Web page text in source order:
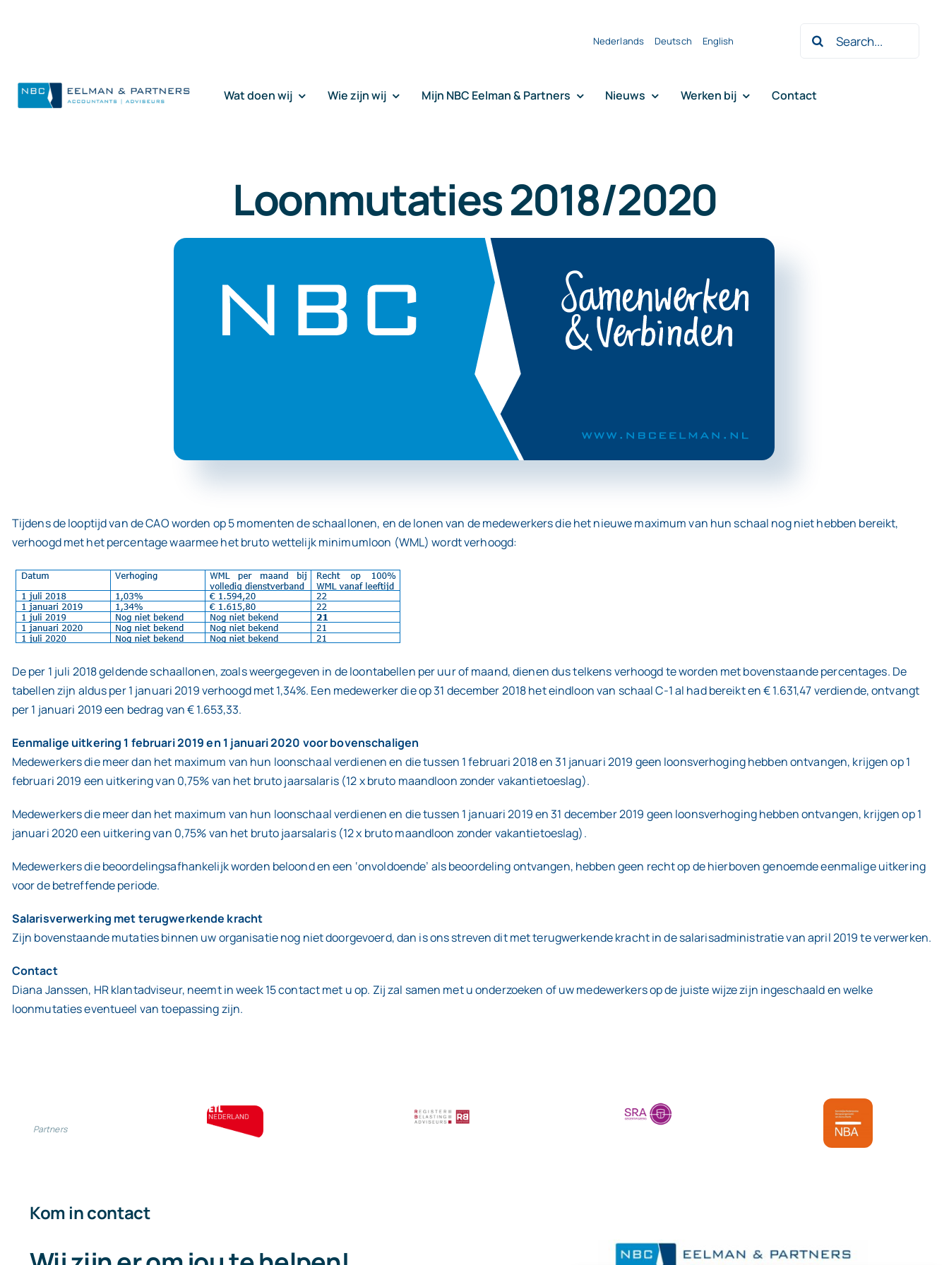
Nederlands Deutsch English
Zoeken
naar:
Wat doen wij Wie zijn wij Mijn NBC Eelman & Partners Nieuws Werken bij Contact
Loonmutaties 2018/2020
Tijdens de looptijd van de CAO worden op 5 momenten de schaallonen, en de lonen van de medewerkers die het nieuwe maximum van hun schaal nog niet hebben bereikt,
verhoogd met het percentage waarmee het bruto wettelijk minimumloon (WML) wordt verhoogd:
De per 1 juli 2018 geldende schaallonen, zoals weergegeven in de loontabellen per uur of maand, dienen dus telkens verhoogd te worden met bovenstaande percentages. De
tabellen zijn aldus per 1 januari 2019 verhoogd met 1,34%. Een medewerker die op 31 december 2018 het eindloon van schaal C-1 al had bereikt en € 1.631,47 verdiende, ontvangt
per 1 januari 2019 een bedrag van € 1.653,33.
Eenmalige uitkering 1 februari 2019 en 1 januari 2020 voor bovenschaligen
Medewerkers die meer dan het maximum van hun loonschaal verdienen en die tussen 1 februari 2018 en 31 januari 2019 geen loonsverhoging hebben ontvangen, krijgen op 1
februari 2019 een uitkering van 0,75% van het bruto jaarsalaris (12 x bruto maandloon zonder vakantietoeslag).
Medewerkers die meer dan het maximum van hun loonschaal verdienen en die tussen 1 januari 2019 en 31 december 2019 geen loonsverhoging hebben ontvangen, krijgen op 1
januari 2020 een uitkering van 0,75% van het bruto jaarsalaris (12 x bruto maandloon zonder vakantietoeslag).
Medewerkers die beoordelingsafhankelijk worden beloond en een ‘onvoldoende’ als beoordeling ontvangen, hebben geen recht op de hierboven genoemde eenmalige uitkering
voor de betreffende periode.
Salarisverwerking met terugwerkende kracht
Zijn bovenstaande mutaties binnen uw organisatie nog niet doorgevoerd, dan is ons streven dit met terugwerkende kracht in de salarisadministratie van april 2019 te verwerken.
Contact
Diana Janssen, HR klantadviseur, neemt in week 15 contact met u op. Zij zal samen met u onderzoeken of uw medewerkers op de juiste wijze zijn ingeschaald en welke
loonmutaties eventueel van toepassing zijn.
Partners
Kom in contact